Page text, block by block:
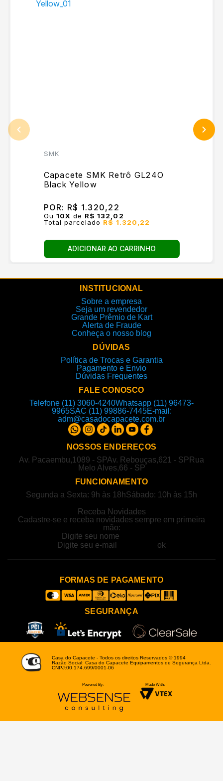
SMK
Capacete SMK Retrô GL24O
Black Yellow
POR: R$ 1.320,22
Ou 10X de R$ 132,02
Total parcelado R$ 1.320,22
ADICIONAR AO CARRINHO
INSTITUCIONAL
Sobre a empresa
Seja um revendedor
Grande Prêmio de Kart
Alerta de Fraude
Conheça o nosso blog
DÚVIDAS
Política de Trocas e Garantia
Pagamento e Envio
Dúvidas Frequentes
FALE CONOSCO
Telefone (11) 3060-4240Whatsapp (11) 96473-
9965SAC (11) 99886-7445E-mail:
adm@casadocapacete.com.br
NOSSOS ENDEREÇOS
Av. Pacaembu,1089 - SPAv. Rebouças,621 - SP Rua
Melo Alves,66 - SP
FUNCIONAMENTO
Segunda a Sexta: 9h às 18hSábado: 10h às 15h
Receba Novidades
Cadastre-se e receba novidades sempre em primeira
mão:
FORMAS DE PAGAMENTO
SEGURANÇA
Casa do Capacete - Todos os direitos Reservados © 1994
Razão Social: Casa do Capacete Equipamentos de Segurança Ltda.
CNPJ:00.174.699/0001-06
Powered By: Made With: